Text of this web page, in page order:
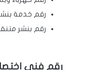
رقم خدمة
رقم بنشر
رقم فني